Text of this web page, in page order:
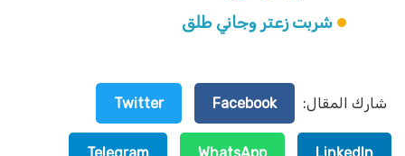
شربت زعتر وجاني طلق
شارك المقال: Facebook
Twitter